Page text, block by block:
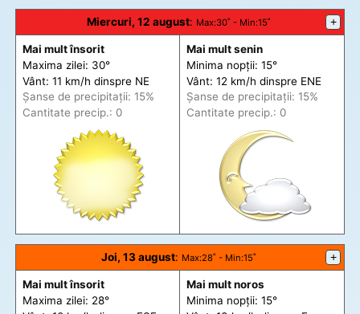
Miercuri, 12 august: Max:30˚ - Min:15˚ +
Mai mult însorit
Maxima zilei: 30°
Vânt: 11 km/h dinspre NE
Șanse de precipitații: 15%
Cantitate precip.: 0
Mai mult senin
Minima nopții: 15°
Vânt: 12 km/h dinspre ENE
Șanse de precipitații: 15%
Cantitate precip.: 0
Joi, 13 august: Max:28˚ - Min:15˚ +
Mai mult însorit
Maxima zilei: 28°
Mai mult noros
Minima nopții: 15°